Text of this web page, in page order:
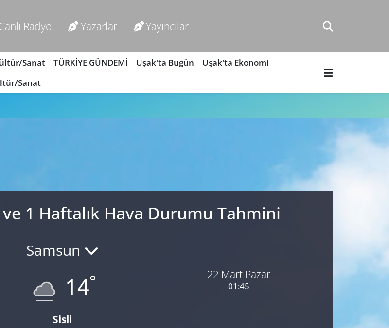
Radyo Yazarlar Yayıncılar
Sanat TÜRKİYE GÜNDEMİ Uşak'ta Bugün
Uşak'ta Ekonomi
Sanat
1 Haftalık Hava Durumu Tahmini
Samsun
14°
Sisli
22 Mart Pazar
01:45